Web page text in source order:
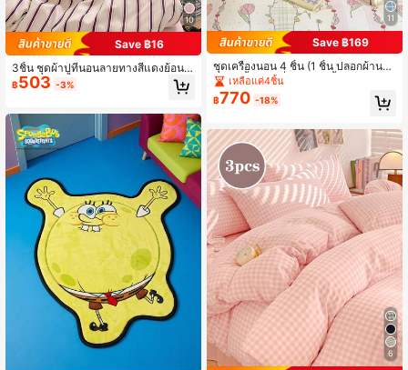
10
Save ฿16
3ชิ้น ชุดผ้าปูที่นอนลายทางสีแดงย้อนยุ
คเรียบง่าย โพลีเอสเตอร์ 100%, ปลอกห
มอน 2 ใบ + ผ้าคลุมผ้านวม 1 ผืน (ไม่มี
฿503 -3%
11
Save ฿169
ชุดเครื่องนอน 4 ชิ้น (1 ชิ้น ปลอกผ้านว
ม + 1 ชิ้น ผ้าปูที่นอน + 2 ชิ้น ปลอกหมอ
น) สีขาวและสีเขียว ลายดอกกุหลาบแล
ะเถาวัลย์หลากสี สำหรับเตียงนอนหอพัก
สำหรับการนอนหลับ ตกแต่งห้อง การพั
กผ่อน ห้องอนุบาล ห้องพี่เลี้ยง ผ้าปูที่นอ
นและปลอกผ้านวมพร้อมปลอกหมอน ชุ
ดเครื่องนอนสำหรับเตียงคู่ ทุกฤดูกาล
เหลือแค่4ชิ้น
฿770 -18%
6